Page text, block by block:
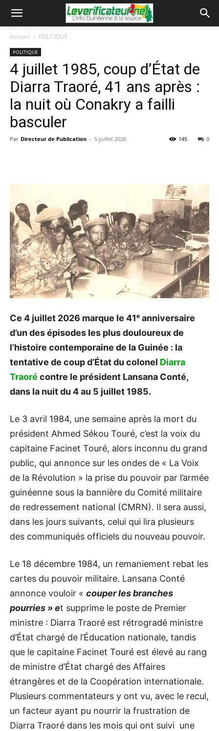
Accueil POLITIQUE
POLITIQUE
4 juillet 1985, coup d’État de
Diarra Traoré, 41 ans après :
la nuit où Conakry a failli
basculer
Par Directeur de Publication - 5 juillet 2026 0
145
Ce 4 juillet 2026 marque le 41ᵉ anniversaire
d’un des épisodes les plus douloureux de
l’histoire contemporaine de la Guinée : la
tentative de coup d’État du colonel Diarra
Traoré contre le président Lansana Conté,
dans la nuit du 4 au 5 juillet 1985.
Le 3 avril 1984, une semaine après la mort du
président Ahmed Sékou Touré, c’est la voix du
capitaine Facinet Touré, alors inconnu du grand
public, qui annonce sur les ondes de « La Voix
de la Révolution » la prise du pouvoir par l’armée
guinéenne sous la bannière du Comité militaire
de redressement national (CMRN). Il sera aussi,
dans les jours suivants, celui qui lira plusieurs
des communiqués officiels du nouveau pouvoir.
Le 18 décembre 1984, un remaniement rebat les
cartes du pouvoir militaire. Lansana Conté
annonce vouloir « couper les branches
pourries » et supprime le poste de Premier
ministre : Diarra Traoré est rétrogradé ministre
d’État chargé de l’Éducation nationale, tandis
que le capitaine Facinet Touré est élevé au rang
de ministre d’État chargé des Affaires
étrangères et de la Coopération internationale.
Plusieurs commentateurs y ont vu, avec le recul,
un facteur ayant pu nourrir la frustration de
Diarra Traoré dans les mois qui ont suivi une